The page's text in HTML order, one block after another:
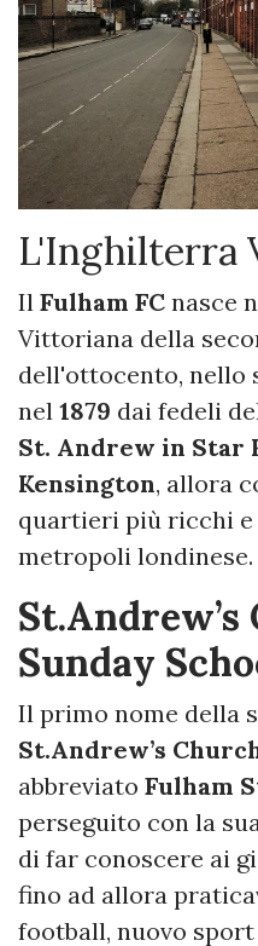
L'Inghilterra
Il Fulham FC nasce
Vittoriana della
dell'ottocento, nello
nel 1879 dai fedeli
St. Andrew in Star
Kensington, allora
quartieri più ricchi e
metropoli londinese.
Sunday
Il primo nome della
St.Andrew’s
abbreviato Fulham
perseguito con la
di far conoscere ai
fino ad allora
football, nuovo sport